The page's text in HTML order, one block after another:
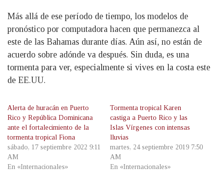
Más allá de ese período de tiempo, los modelos de
pronóstico por computadora hacen que permanezca al
este de las Bahamas durante días. Aún así, no están de
acuerdo sobre adónde va después. Sin duda, es una
tormenta para ver, especialmente si vives en la costa este
de EE.UU.
Alerta de huracán en Puerto
Rico y República Dominicana
ante el fortalecimiento de la
tormenta tropical Fiona
sábado, 17 septiembre 2022 9:11
AM
En «Internacionales»
Tormenta tropical Karen
castiga a Puerto Rico y las
Islas Vírgenes con intensas
lluvias
martes, 24 septiembre 2019 7:50
AM
En «Internacionales»